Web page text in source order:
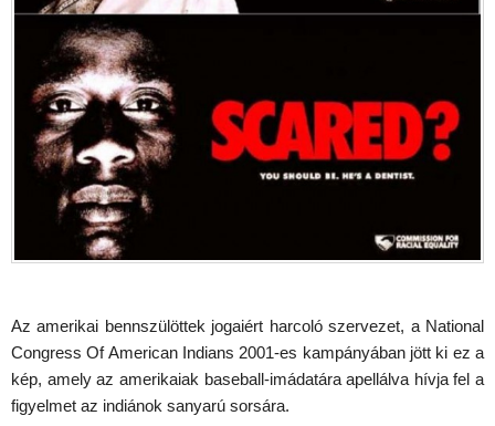
Az amerikai bennszülöttek jogaiért harcoló szervezet, a National
Congress Of American Indians 2001-es kampányában jött ki ez a
kép, amely az amerikaiak baseball-imádatára apellálva hívja fel a
figyelmet az indiánok sanyarú sorsára.